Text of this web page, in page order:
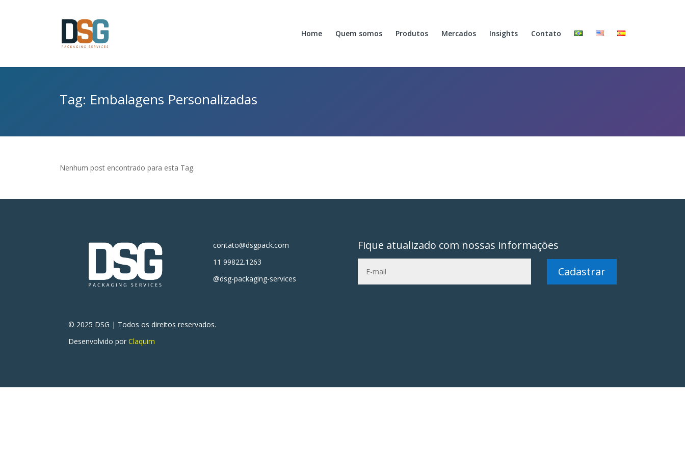
Home Quem somos Produtos Mercados Insights Contato
Tag: Embalagens Personalizadas
Nenhum post encontrado para esta Tag.
contato@dsgpack.com
11 99822.1263
@dsg-packaging-services
Fique atualizado com nossas informações
Cadastrar
© 2025 DSG | Todos os direitos reservados.
Desenvolvido porClaquim